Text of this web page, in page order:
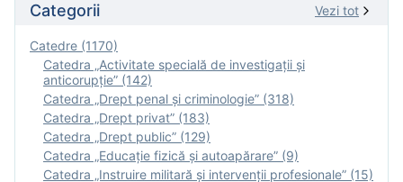
Categorii Vezi tot
Catedre (1170)
Catedra „Activitate specială de investigaţii şi
anticorupție” (142)
Catedra „Drept penal și criminologie” (318)
Catedra „Drept privat” (183)
Catedra „Drept public” (129)
Catedra „Educație fizică şi autoapărare” (9)
Catedra „Instruire militară şi intervenţii profesionale” (15)